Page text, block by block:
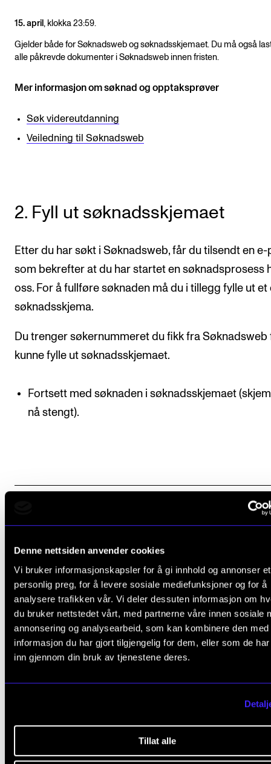
Denne nettsiden anvender cookies
Vi bruker informasjonskapsler for å gi innhold og annonser et
personlig preg, for å levere sosiale mediefunksjoner og for å
analysere trafikken vår. Vi deler dessuten informasjon om
du bruker nettstedet vårt, med partnerne våre innen sosiale
annonsering og analysearbeid, som kan kombinere den med
informasjon du har gjort tilgjengelig for dem, eller som de
inn gjennom din bruk av tjenestene deres.
Tillat alle
Nyheter og historier
Ledige stillinger
Om Norges musikkhøgskole
Finn ansatte
For ansatte og studenter
15. april , klokka 23:59.
Gjelder både for Søknadsweb og søknadsskjemaet. Du må også
alle påkrevde dokumenter i Søknadsweb innen fristen.
Mer informasjon om søknad og opptaksprøver
Søk videreutdanning
Veiledning til Søknadsweb
2. Fyll ut søknadsskjemaet
Etter du har søkt i Søknadsweb, får du tilsendt en
som bekrefter at du har startet en søknadsprosess
oss. For å fullføre søknaden må du i tillegg fylle ut et
søknadsskjema.
Du trenger søkernummeret du fikk fra Søknadsweb
kunne fylle ut søknadsskjemaet.
Fortsett med søknaden i søknadsskjemaet
nå stengt).
overens
5. Send inn søknaden din
: opptak@nmh.no